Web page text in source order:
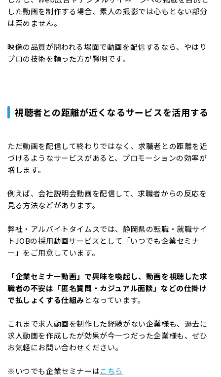
した動画を制作する場合、素人の撮影では心もとない部分
は否めません。
映像の品質が問われる場面で動画を配信するなら、やはり
プロの技術を頼った方が賢明です。
視聴者との距離が近くなるサービスを活用する
ただ動画を配信して終わりではなく、求職者との距離を近
づけるようなサービスがあると、プロモーションの効率が
増します。
例えば、会社説明会動画を配信して、求職者からの反応を
見る方法などがあります。
弊社・アルバイトタイムスでは、静岡県の転職・就職サイ
トJOBの採用動画サービスとして「いつでも企業セミナ
ー」をご用意しています。
「企業セミナー動画」で興味を喚起し、動画を視聴した求
職者の不安は「匿名質問・カジュアル面談」などの仕掛け
で払しょくする仕組みとなっています。
これまで求人動画を制作した経験がない企業様も、過去に
求人動画を作成したが効果が今一つだった企業様も、ぜひ
お気軽にお問い合わせください。
※いつでも企業セミナーはこちら